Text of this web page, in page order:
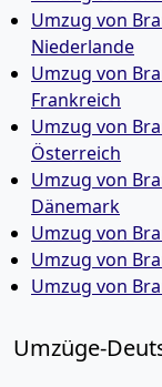
Umzug von
Niederlande
Umzug von
Frankreich
Umzug von
Österreich
Umzug von
Dänemark
Umzug von
Umzug von
Umzug von
Umzüge-